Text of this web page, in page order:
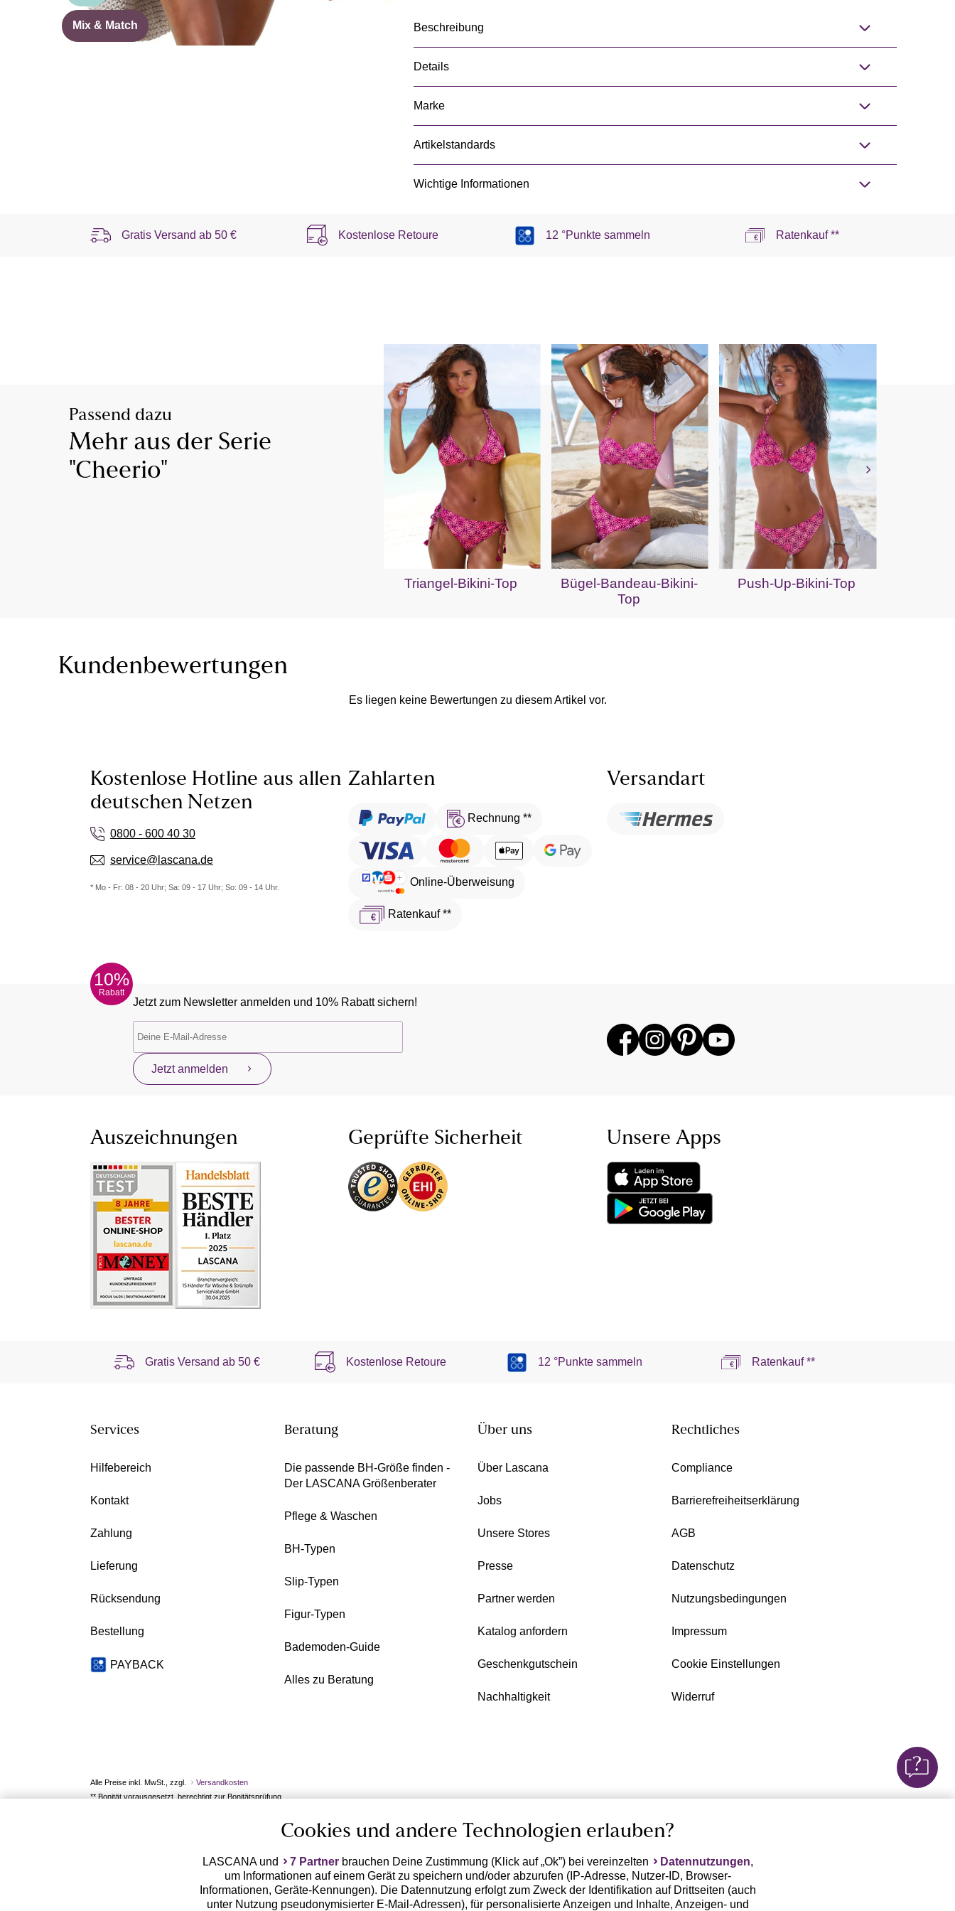
Mix & Match Beschreibung
Details
Marke
Artikelstandards
Wichtige Informationen
Gratis Versand ab 50 € Kostenlose Retoure 12 °Punkte sammeln Ratenkauf **
Passend dazu
Mehr aus der Serie
"Cheerio"
Triangel-Bikini-Top
Bügel-Bandeau-Bikini-
Top
Push-Up-Bikini-Top
Kundenbewertungen
Es liegen keine Bewertungen zu diesem Artikel vor.
Kostenlose Hotline aus allen
deutschen Netzen
0800 - 600 40 30
service@lascana.de
* Mo - Fr: 08 - 20 Uhr; Sa: 09 - 17 Uhr; So: 09 - 14 Uhr.
Zahlarten
Rechnung **
Online-Überweisung
Ratenkauf **
Versandart
10%
Rabatt
Jetzt zum Newsletter anmelden und 10% Rabatt sichern!
Jetzt anmelden
Auszeichnungen Geprüfte Sicherheit Unsere Apps
Gratis Versand ab50 € Kostenlose Retoure 12 °Punkte sammeln Ratenkauf **
Services
Hilfebereich
Kontakt
Zahlung
Lieferung
Rücksendung
Bestellung
PAYBACK
Beratung
Die passende BH-Größe finden -
Der LASCANA Größenberater
Pflege & Waschen
BH-Typen
Slip-Typen
Figur-Typen
Bademoden-Guide
Alles zu Beratung
Über uns
Über Lascana
Jobs
Unsere Stores
Presse
Partner werden
Katalog anfordern
Geschenkgutschein
Nachhaltigkeit
Rechtliches
Compliance
Barrierefreiheitserklärung
AGB
Datenschutz
Nutzungsbedingungen
Impressum
Cookie Einstellungen
Widerruf
Alle Preise inkl. MwSt., zzgl.
Versandkosten
** Bonität vorausgesetzt, berechtigt zur Bonitätsprüfung
Cookies und andere Technologien erlauben?
LASCANA und 7 Partnerbrauchen Deine Zustimmung (Klick auf „Ok”) bei vereinzelten Datennutzungen,
um Informationen auf einem Gerät zu speichern und/oder abzurufen (IP-Adresse, Nutzer-ID, Browser-
Informationen, Geräte-Kennungen). Die Datennutzung erfolgt zum Zweck der Identifikation auf Drittseiten (auch
unter Nutzung pseudonymisierter E-Mail-Adressen), für personalisierte Anzeigen und Inhalte, Anzeigen- und